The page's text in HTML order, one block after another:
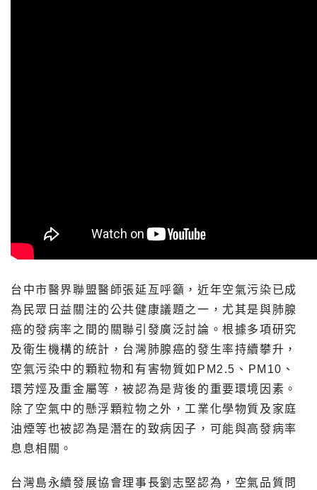
台中市醫界聯盟醫師張延亙呼籲，近年空氣污染已成
為民眾日益關注的公共健康議題之一，尤其是與肺腺
癌的發病率之間的關聯引發廣泛討論。根據多項研究
及衛生機構的統計，台灣肺腺癌的發生率持續攀升，
空氣污染中的顆粒物和有害物質如PM2.5、PM10、
環芳烴及重金屬等，被認為是背後的重要環境因素。
除了空氣中的懸浮顆粒物之外，工業化學物質及家庭
油煙等也被認為是潛在的致病因子，可能與高發病率
息息相關。
台灣島永續發展協會理事長劉志堅認為，空氣品質問